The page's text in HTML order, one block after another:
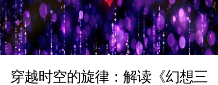
穿越时空的旋律：解读《幻想三